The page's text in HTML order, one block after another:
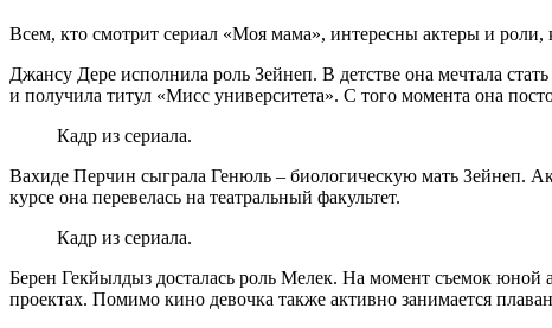
Всем, кто смотрит сериал «Моя мама», интересны актеры и
Джансу Дере исполнила роль Зейнеп. В детстве она мечтала
и получила титул «Мисс университета». С того момента она
Кадр из сериала.
Вахиде Перчин сыграла Генюль – биологическую мать Зейнеп.
курсе она перевелась на театральный факультет.
Кадр из сериала.
Берен Гекйылдыз досталась роль Мелек. На момент съемок юной
проектах. Помимо кино девочка также активно занимается